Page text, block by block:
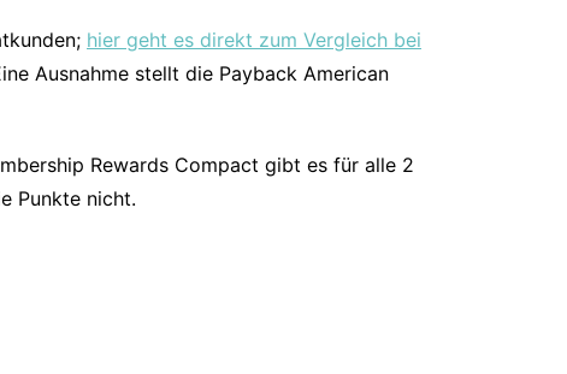
hier geht es direkt zum Vergleich bei
Ausnahme stellt die Payback American
Rewards Compact gibt es für alle 2
Punkte nicht.